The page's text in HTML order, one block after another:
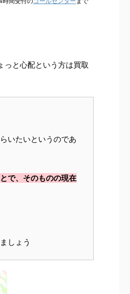
っと心配という方は買取
いたいというのであ
で、そのものの現在
しょう